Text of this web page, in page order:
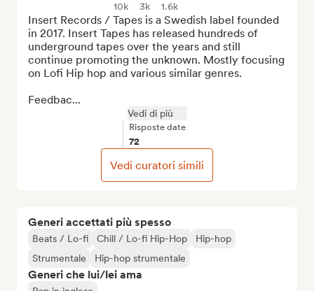
Generi accettati più spesso
Beats / Lo-fi Chill / Lo-fi Hip-Hop
Hip-hop
Strumentale
Hip-hop strumentale
Generi che lui/lei ama
10k 3k 1.6k
Insert Records / Tapes is a Swedish label founded
in 2017. Insert Tapes has released hundreds of
underground tapes over the years and still
continue promoting the unknown. Mostly focusing
on Lofi Hip hop and various similar genres.
Feedbac...
Vedi di più
Risposte date
72
Vedi curatori simili